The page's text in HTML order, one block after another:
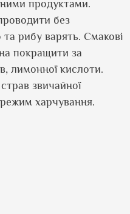
продуктами.
без
рибу варять. Смакові
покращити за
лимонної кислоти.
звичайної
харчування.